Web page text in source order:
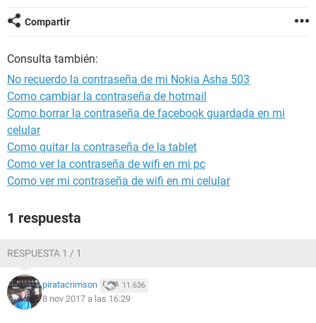
Compartir
Consulta también:
No recuerdo la contraseña de mi Nokia Asha 503
Como cambiar la contraseña de hotmail
Como borrar la contraseña de facebook guardada en mi
celular
Como quitar la contraseña de la tablet
Como ver la contraseña de wifi en mi pc
Como ver mi contraseña de wifi en mi celular
1 respuesta
RESPUESTA 1 / 1
piratacrimson 11.636
8 nov 2017 a las 16:29